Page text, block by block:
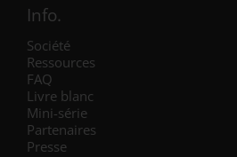
Info.
Société
Ressources
FAQ
Livre blanc
Mini-série
Partenaires
Presse